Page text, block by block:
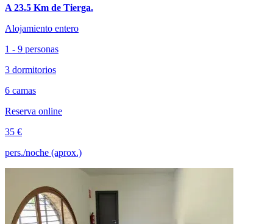
A 23.5 Km de Tierga.
Alojamiento entero
1 - 9 personas
3 dormitorios
6 camas
Reserva online
35 €
pers./noche (aprox.)